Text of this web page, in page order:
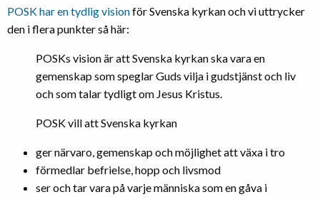
POSK har en tydlig visionför Svenska kyrkan och vi uttrycker
den i flera punkter så här:
POSKs vision är att Svenska kyrkan ska vara en
gemenskap som speglar Guds vilja i gudstjänst och liv
och som talar tydligt om Jesus Kristus.
POSK vill att Svenska kyrkan
ger närvaro, gemenskap och möjlighet att växa i tro
förmedlar befrielse, hopp och livsmod
ser och tar vara på varje människa som en gåva i